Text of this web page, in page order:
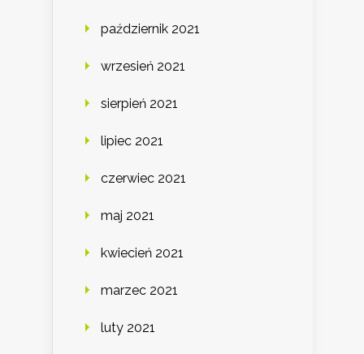
październik 2021
wrzesień 2021
sierpień 2021
lipiec 2021
czerwiec 2021
maj 2021
kwiecień 2021
marzec 2021
luty 2021